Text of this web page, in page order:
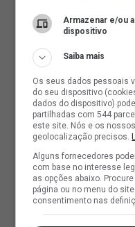
Armazenar e/ou
dispositivo
Saiba mais
Os seus dados pessoais
do seu dispositivo
dados do dispositivo)
partilhadas com 544
este site. Nós e os
geolocalização precisos.
Alguns fornecedores
com base no interesse
as opções abaixo.
página ou no menu do
consentimento nas